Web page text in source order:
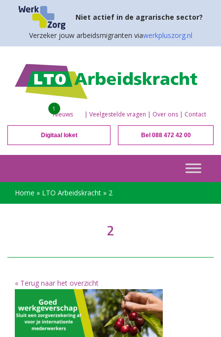
Niet actief in de agrarische sector?
Verzeker jouw arbeidsmigranten viawerkpluszorg.nl
Nieuws
1
| Veelgestelde vragen | Over ons | Contact
Digitaal loket Bel 088 472 42 00
Home » LTO Arbeidskracht » 2
2
« Terug naar het overzicht